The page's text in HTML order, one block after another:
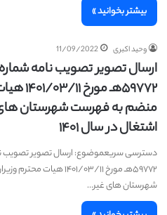
بیشتر بخوانید »
وحید اکبری 11/09/2022
۵۹۷۷۲هـ
منضم به فهرست شهرستان‌ های
اشتغال در سال ۱۴۰۱
۵۹۷۷۲هـ مورخ ۱۴۰۱/۰۳/۱۱
شهرستان‌ های غیر…